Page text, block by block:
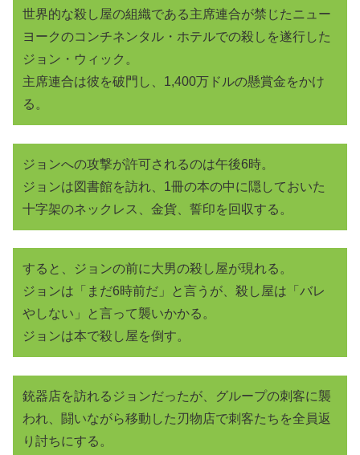
世界的な殺し屋の組織である主席連合が禁じたニュー
ヨークのコンチネンタル・ホテルでの殺しを遂行した
ジョン・ウィック。
主席連合は彼を破門し、1,400万ドルの懸賞金をかけ
る。
ジョンへの攻撃が許可されるのは午後6時。
ジョンは図書館を訪れ、1冊の本の中に隠しておいた
十字架のネックレス、金貨、誓印を回収する。
すると、ジョンの前に大男の殺し屋が現れる。
ジョンは「まだ6時前だ」と言うが、殺し屋は「バレ
やしない」と言って襲いかかる。
ジョンは本で殺し屋を倒す。
銃器店を訪れるジョンだったが、グループの刺客に襲
われ、闘いながら移動した刃物店で刺客たちを全員返
り討ちにする。